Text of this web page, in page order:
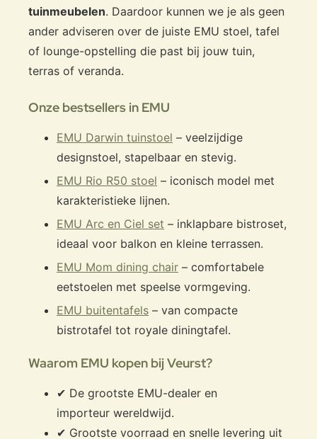
tuinmeubelen. Daardoor kunnen we je als geen
ander adviseren over de juiste EMU stoel, tafel
of lounge-opstelling die past bij jouw tuin,
terras of veranda.
Onze bestsellers in EMU
EMU Darwin tuinstoel – veelzijdige
designstoel, stapelbaar en stevig.
EMU Rio R50 stoel – iconisch model met
karakteristieke lijnen.
EMU Arc en Ciel set – inklapbare bistroset,
ideaal voor balkon en kleine terrassen.
EMU Mom dining chair – comfortabele
eetstoelen met speelse vormgeving.
EMU buitentafels – van compacte
bistrotafel tot royale diningtafel.
Waarom EMU kopen bij Veurst?
✔ De grootste EMU-dealer en
importeur wereldwijd.
✔ Grootste voorraad en snelle levering uit